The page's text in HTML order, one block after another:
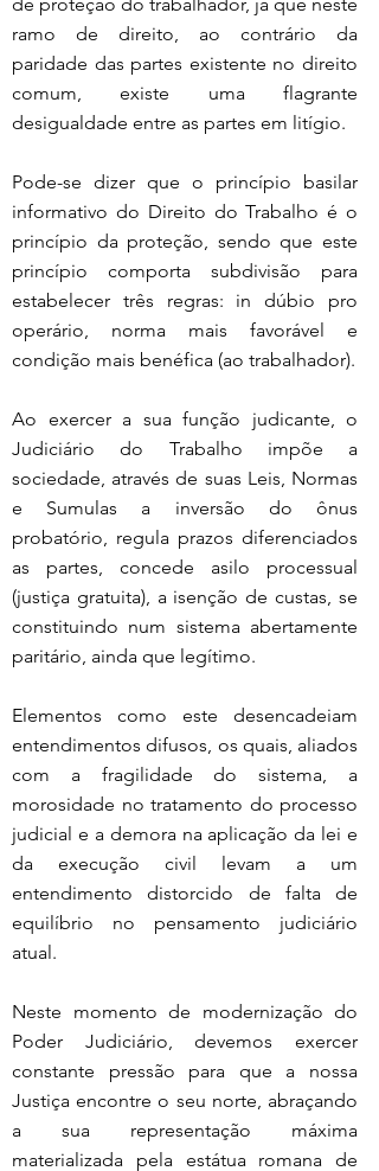
ramo de direito, ao contrário da
paridade das partes existente no direito
comum, existe uma flagrante
desigualdade entre as partes em litígio.
Pode-se dizer que o princípio basilar
informativo do Direito do Trabalho é o
princípio da proteção, sendo que este
princípio comporta subdivisão para
estabelecer três regras: in dúbio pro
operário, norma mais favorável e
condição mais benéfica (ao trabalhador).
Ao exercer a sua função judicante, o
Judiciário do Trabalho impõe a
sociedade, através de suas Leis, Normas
e Sumulas a inversão do ônus
probatório, regula prazos diferenciados
as partes, concede asilo processual
(justiça gratuita), a isenção de custas, se
constituindo num sistema abertamente
paritário, ainda que legítimo.
Elementos como este desencadeiam
entendimentos difusos, os quais, aliados
com a fragilidade do sistema, a
morosidade no tratamento do processo
judicial e a demora na aplicação da lei e
da execução civil levam a um
entendimento distorcido de falta de
equilíbrio no pensamento judiciário
atual.
Neste momento de modernização do
Poder Judiciário, devemos exercer
constante pressão para que a nossa
Justiça encontre o seu norte, abraçando
a sua representação máxima
materializada pela estátua romana de